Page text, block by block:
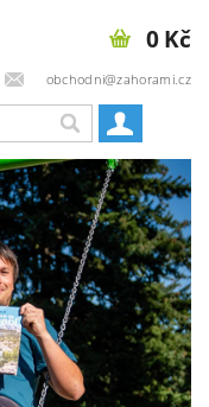
obchodni@zahorami.cz
0 Kč